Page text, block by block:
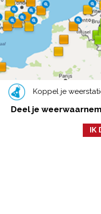
Koppel je
Deel je
IK